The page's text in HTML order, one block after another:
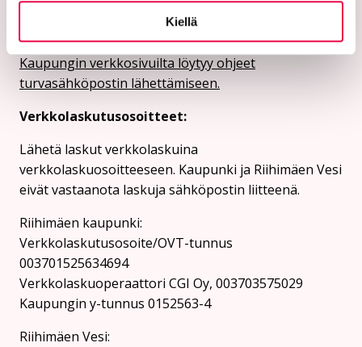
Kiellä
Ethän lähetä henkilötietoja tai arkaluonteisia
asiakastietoja suojaamattomassa sähköpostissa.
Kaupungin verkkosivuilta löytyy ohjeet
turvasähköpostin lähettämiseen.
Verkkolaskutusosoitteet:
Lähetä laskut verkkolaskuina
verkkolaskuosoitteeseen. Kaupunki ja Riihimäen Vesi
eivät vastaanota laskuja sähköpostin liitteenä.
Riihimäen kaupunki:
Verkkolaskutusosoite/OVT-tunnus
003701525634694
Verkkolaskuoperaattori CGI Oy, 003703575029
Kaupungin y-tunnus 0152563-4
Rii­hi­mäen Vesi: